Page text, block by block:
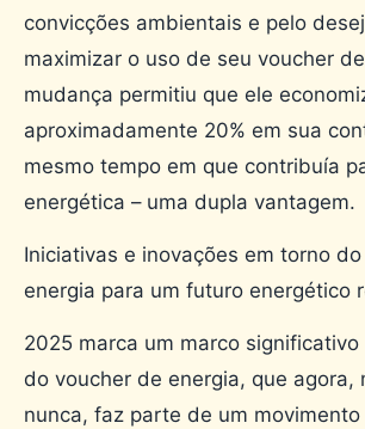
convicções ambientais e pelo
maximizar o uso de seu voucher
mudança permitiu que ele
aproximadamente 20% em sua
mesmo tempo em que contribuía
energética – uma dupla vantagem.
Iniciativas e inovações em torno
energia para um futuro energético
2025 marca um marco
do voucher de energia, que agora,
nunca, faz parte de um